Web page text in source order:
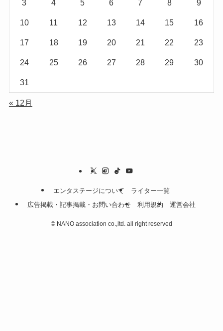
3 4 5 6 7 8 9
10 11 12 13 14 15 16
17 18 19 20 21 22 23
24 25 26 27 28 29 30
31
« 12月
エンタステージについて
ライター一覧
広告掲載・記事掲載・お問い合わせ
利用規約 運営会社
© NANO association co.,ltd. all right reserved